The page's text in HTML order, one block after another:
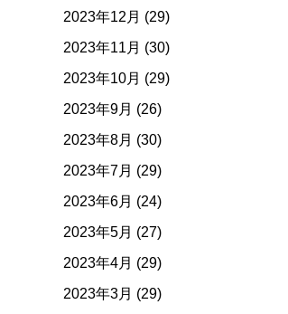
2023年12月 (29)
2023年11月 (30)
2023年10月 (29)
2023年9月 (26)
2023年8月 (30)
2023年7月 (29)
2023年6月 (24)
2023年5月 (27)
2023年4月 (29)
2023年3月 (29)